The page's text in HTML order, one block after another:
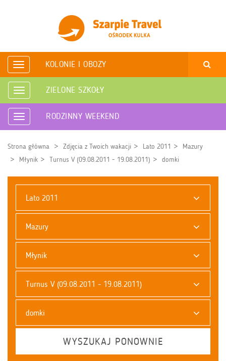
Rozwiń
nawigację
KOLONIE I OBOZY
Rozwiń
nawigację
ZIELONE SZKOŁY
Rozwiń
nawigację
RODZINNY WEEKEND
Strona główna Zdjęcia z Twoich wakacji Lato 2011
Mazury
Młynik
Turnus V (09.08.2011 - 19.08.2011) domki
Lato 2011
Mazury
Młynik
Turnus V (09.08.2011 - 19.08.2011)
domki
WYSZUKAJ PONOWNIE